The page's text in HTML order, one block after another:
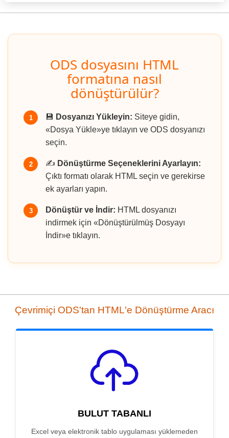
ODS dosyasını HTML
formatına nasıl
dönüştürülür?
1 💾 Dosyanızı Yükleyin: Siteye gidin,
«Dosya Yükle»ye tıklayın ve ODS dosyanızı
seçin.
2 ✍️ Dönüştürme Seçeneklerini Ayarlayın:
Çıktı formatı olarak HTML seçin ve gerekirse
ek ayarları yapın.
3 Dönüştür ve İndir: HTML dosyanızı
indirmek için «Dönüştürülmüş Dosyayı
İndir»e tıklayın.
Çevrimiçi ODS'tan HTML'e Dönüştürme Aracı
BULUT TABANLI
Excel veya elektronik tablo uygulaması yüklemeden